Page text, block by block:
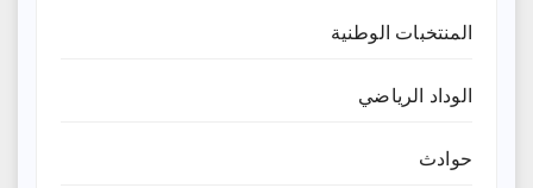
المنتخبات الوطنية
الوداد الرياضي
حوادث